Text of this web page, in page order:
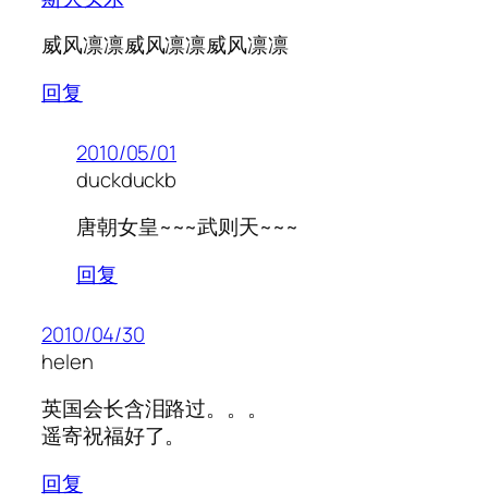
威风凛凛威风凛凛威风凛凛
回复
2010/05/01
duckduckb
唐朝女皇~~~武则天~~~
回复
2010/04/30
helen
英国会长含泪路过。。。
遥寄祝福好了。
回复